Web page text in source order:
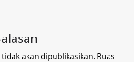
akan dipublikasikan. Ruas